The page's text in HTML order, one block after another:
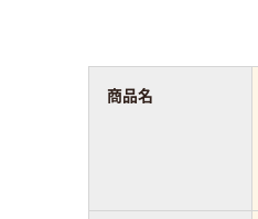
商品名